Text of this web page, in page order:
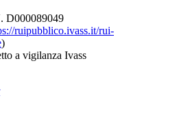
D000089049
ruipubblico.ivass.it/rui-
)
a vigilanza Ivass